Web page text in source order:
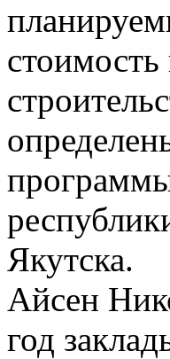
Якутска.
Айсен
год